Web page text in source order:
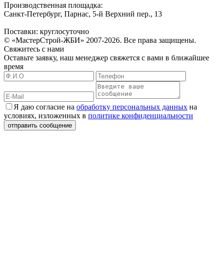
Производственная площадка:
Санкт-Петербург, Парнас, 5-й Верхний пер., 13
Поставки: круглосуточно
© «МастерСтрой-ЖБИ» 2007-2026. Все права защищены.
Свяжитесь с нами
Оставьте заявку, наш менеджер свяжется с вами в ближайшее
время
Я даю согласие на обработку персональных данных на
условиях, изложенных в политике конфиденциальности